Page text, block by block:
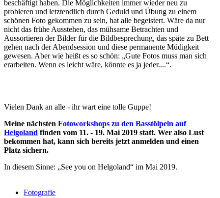
beschäftigt haben. Die Möglichkeiten immer wieder neu zu
probieren und letztendlich durch Geduld und Übung zu einem
schönen Foto gekommen zu sein, hat alle begeistert. Wäre da nur
nicht das frühe Ausstehen, das mühsame Betrachten und
Aussortieren der Bilder für die Bildbesprechung, das späte zu Bett
gehen nach der Abendsession und diese permanente Müdigkeit
gewesen. Aber wie heißt es so schön: „Gute Fotos muss man sich
erarbeiten. Wenn es leicht wäre, könnte es ja jeder....“.
Vielen Dank an alle - ihr wart eine tolle Guppe!
Meine nächsten Fotoworkshops zu den Basstölpeln auf
Helgoland finden vom 11. - 19. Mai 2019 statt. Wer also Lust
bekommen hat, kann sich bereits jetzt anmelden und einen
Platz sichern.
In diesem Sinne: „See you on Helgoland“ im Mai 2019.
Fotografie